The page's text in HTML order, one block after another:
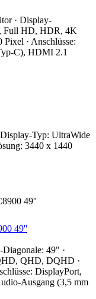
· Display-
Full HD, HDR, 4K
· Anschlüsse:
C), HDMI 2.1
Typ: UltraWide
3440 x 1440
49''
49" ·
QHD, DQHD ·
DisplayPort,
Ausgang (3,5 mm